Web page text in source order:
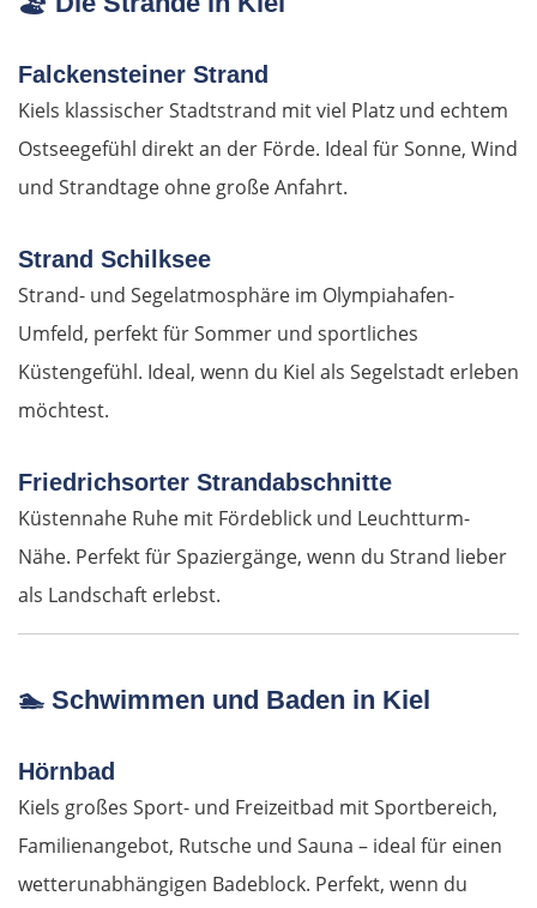
Falckensteiner Strand
Kiels klassischer Stadtstrand mit viel Platz und echtem
Ostseegefühl direkt an der Förde. Ideal für Sonne, Wind
und Strandtage ohne große Anfahrt.
Strand Schilksee
Strand- und Segelatmosphäre im Olympiahafen-
Umfeld, perfekt für Sommer und sportliches
Küstengefühl. Ideal, wenn du Kiel als Segelstadt erleben
möchtest.
Friedrichsorter Strandabschnitte
Küstennahe Ruhe mit Fördeblick und Leuchtturm-
Nähe. Perfekt für Spaziergänge, wenn du Strand lieber
als Landschaft erlebst.
🏊 Schwimmen und Baden in Kiel
Hörnbad
Kiels großes Sport- und Freizeitbad mit Sportbereich,
Familienangebot, Rutsche und Sauna – ideal für einen
wetterunabhängigen Badeblock. Perfekt, wenn du
Bauska
Litauen
Panevėžys
Ukmergė
Vilnius
Suwałki
Ełk
Łomża
Wyszków
Warschau
Żyrardów